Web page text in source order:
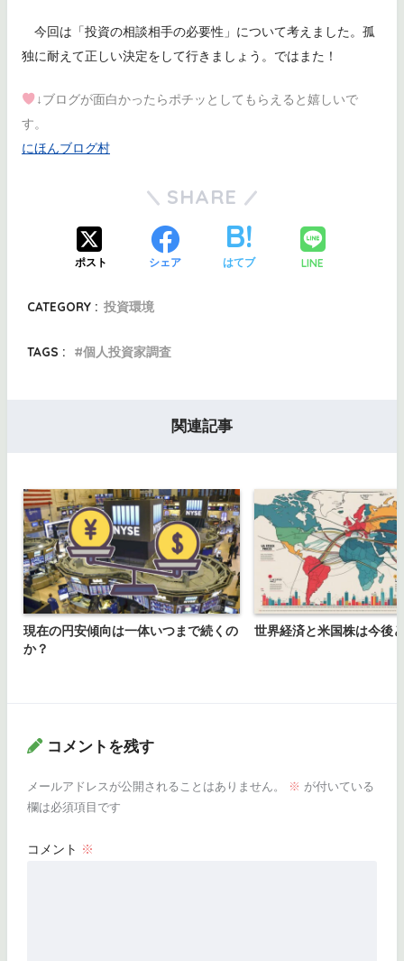
今回は「投資の相談相手の必要性」について考えました。孤
独に耐えて正しい決定をして行きましょう。ではまた！
↓ブログが面白かったらポチッとしてもらえると嬉しいで
す。
にほんブログ村
SHARE
ポスト シェア はてブ LINE
CATEGORY : 投資環境
TAGS : 個人投資家調査
関連記事
現在の円安傾向は一体いつまで続くの
か？
世界経済と米国株は今後
コメントを残す
メールアドレスが公開されることはありません。 ※ が付いている
欄は必須項目です
コメント ※